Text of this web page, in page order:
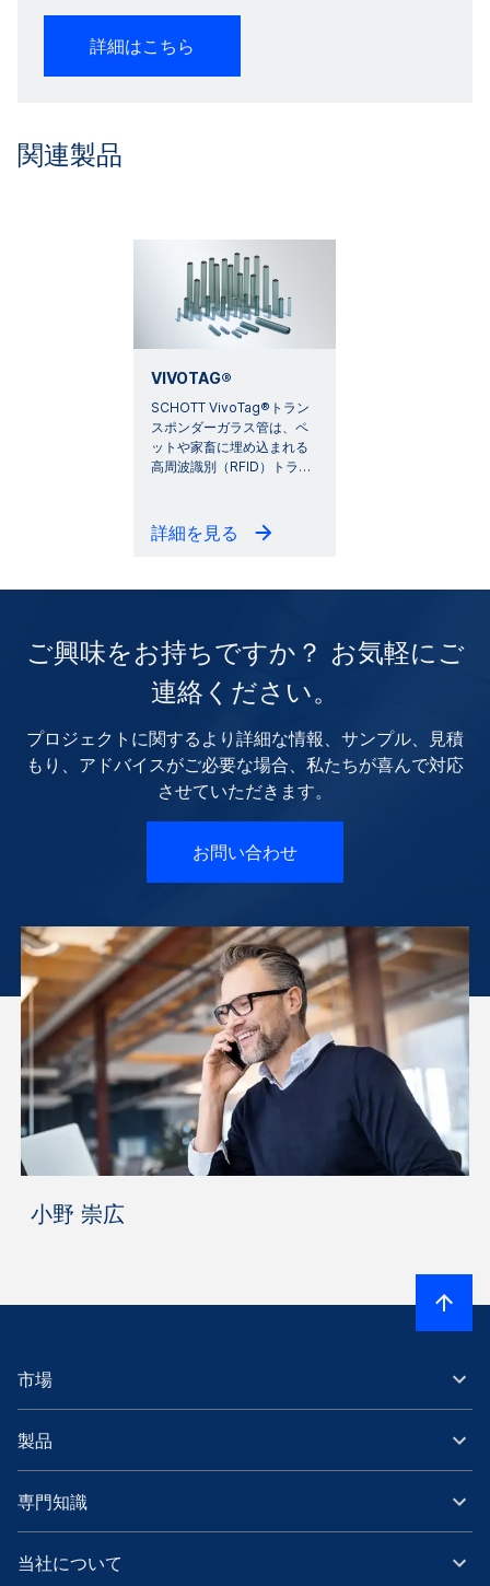
詳細はこちら
関連製品
VIVOTAG®
SCHOTT VivoTag®トラン
スポンダーガラス管は、ペ
ットや家畜に埋め込まれる
高周波識別（RFID）トラ …
詳細を見る
ご興味をお持ちですか？ お気軽にご
連絡ください。
プロジェクトに関するより詳細な情報、サンプル、見積
もり、アドバイスがご必要な場合、私たちが喜んで対応
させていただきます。
お問い合わせ
小野 崇広
市場
製品
専門知識
当社について